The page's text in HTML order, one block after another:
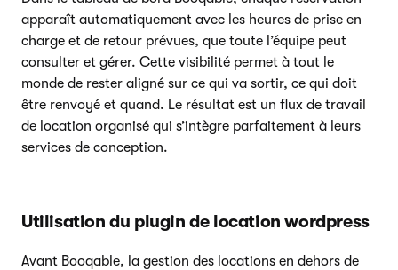
apparaît automatiquement avec les heures de prise en
charge et de retour prévues, que toute l’équipe peut
consulter et gérer. Cette visibilité permet à tout le
monde de rester aligné sur ce qui va sortir, ce qui doit
être renvoyé et quand. Le résultat est un flux de travail
de location organisé qui s’intègre parfaitement à leurs
services de conception.
Utilisation du plugin de location wordpress
Avant Booqable, la gestion des locations en dehors de